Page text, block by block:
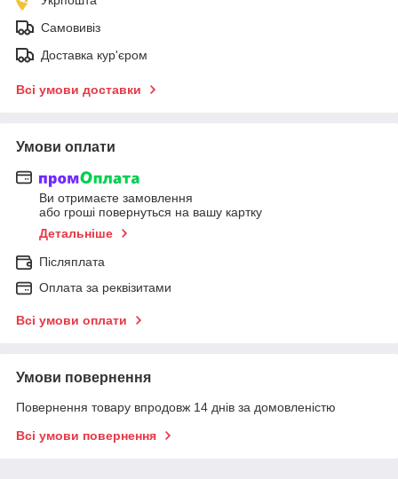
Самовивіз
Доставка кур'єром
Всі умови доставки
Умови оплати
Ви отримаєте замовлення
або гроші повернуться на вашу картку
Детальніше
Післяплата
Оплата за реквізитами
Всі умови оплати
Умови повернення
Повернення товару впродовж 14 днів за домовленістю
Всі умови повернення